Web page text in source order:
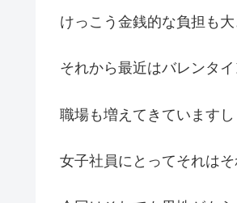
けっこう金銭的な負担も大
それから最近はバレンタ
職場も増えてきていますし
女子社員にとってそれはそ